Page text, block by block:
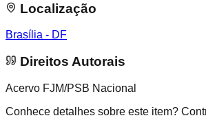
Localização
Brasília - DF
Direitos Autorais
Acervo FJM/PSB Nacional
Conhece detalhes sobre este item?